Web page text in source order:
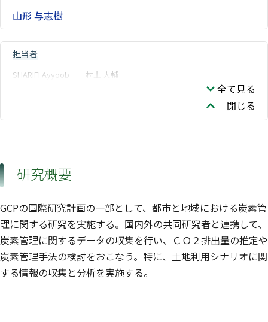
山形 与志樹
担当者
SHARIFI Ayyoob 村上 大輔
全て見る
閉じる
研究概要
GCPの国際研究計画の一部として、都市と地域における炭素管
理に関する研究を実施する。国内外の共同研究者と連携して、
炭素管理に関するデータの収集を行い、ＣＯ２排出量の推定や
炭素管理手法の検討をおこなう。特に、土地利用シナリオに関
する情報の収集と分析を実施する。